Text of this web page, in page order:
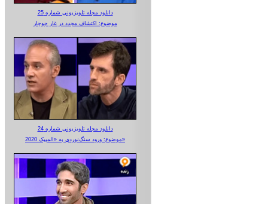
دانلود مجله تلویزیونی شماره 25
موضوع: اکتشاف مجدد در غار جوجار
دانلود مجله تلویزیونی شماره 24
موضوع: ورود سنگ‌نوردی به «المپیک 2020»